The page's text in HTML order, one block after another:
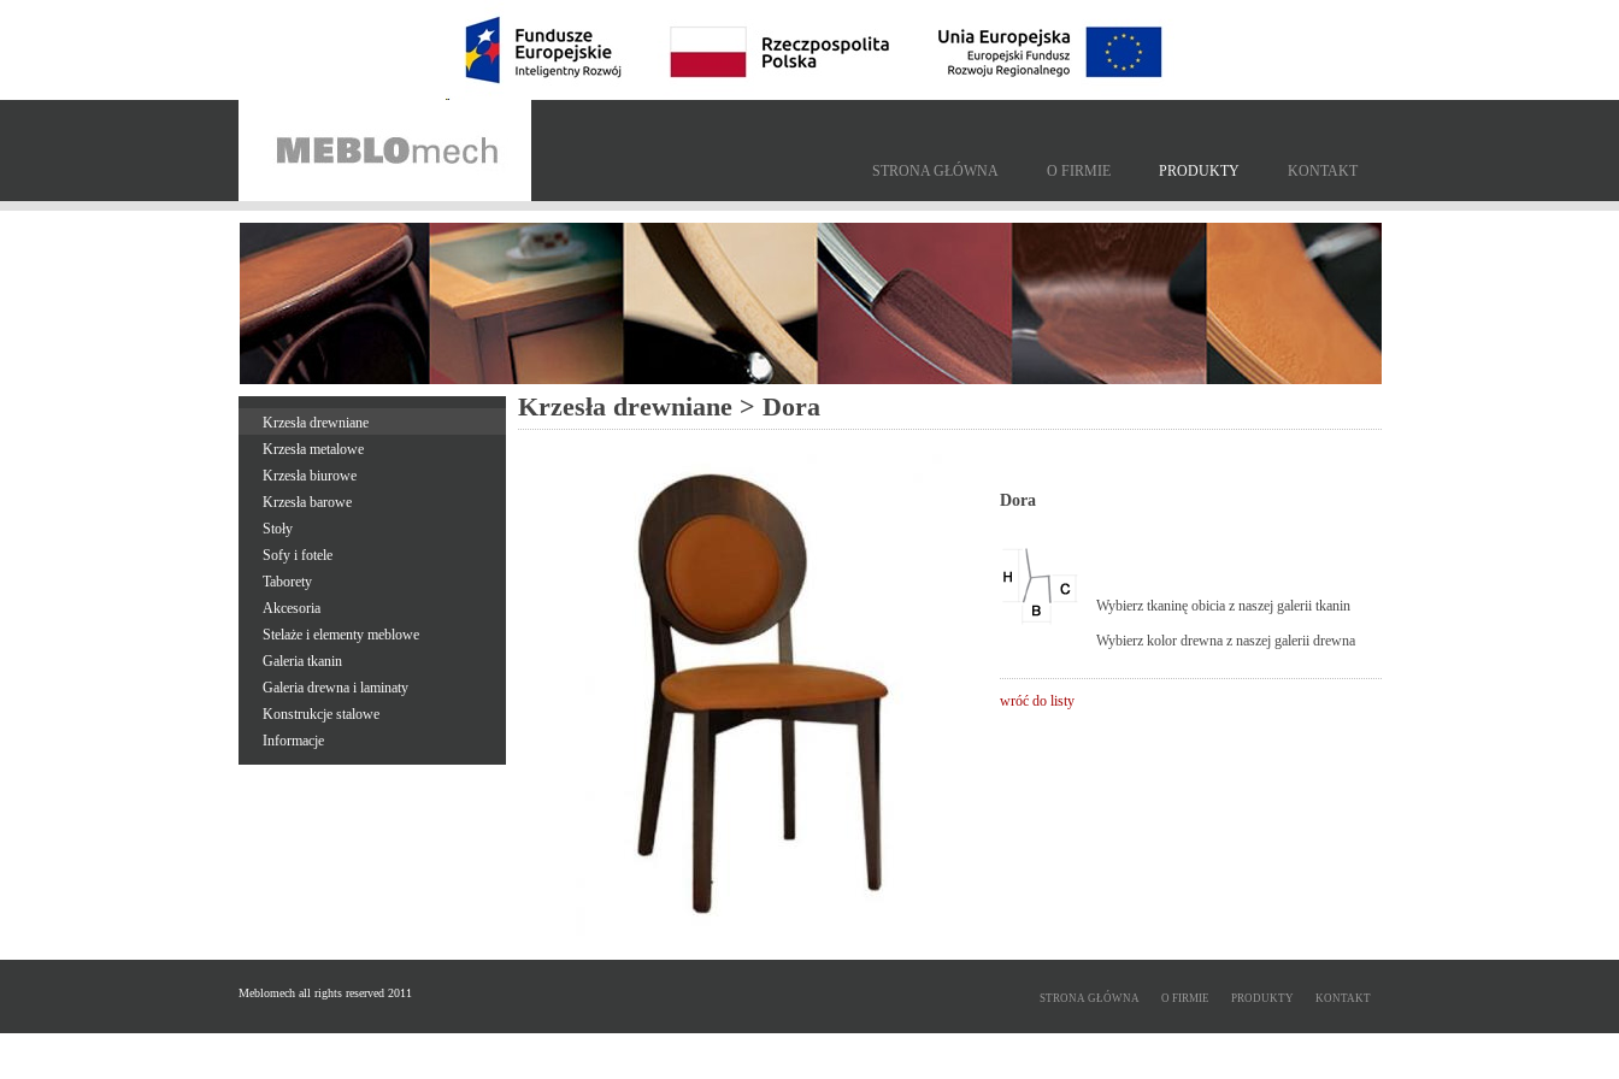
STRONA GŁÓWNA O FIRMIE PRODUKTY KONTAKT
Krzesła drewniane
Krzesła metalowe
Krzesła biurowe
Krzesła barowe
Stoły
Sofy i fotele
Taborety
Akcesoria
Stelaże i elementy meblowe
Galeria tkanin
Galeria drewna i laminaty
Konstrukcje stalowe
Informacje
Krzesła drewniane > Dora
Dora
Wybierz tkaninę obicia z naszej galerii tkanin
Wybierz kolor drewna z naszej galerii drewna
wróć do listy
Meblomech all rights reserved 2011 STRONA GŁÓWNA O FIRMIE PRODUKTY KONTAKT